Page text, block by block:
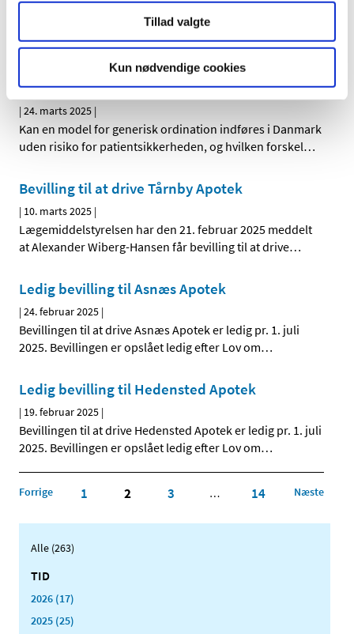
Tillad valgte
Kun nødvendige cookies
pr. 1. juli 2025. Bevillingen er opslået ledig efter Lov om
Analyse af fordele og ulemper ved indførelse af
generisk ordination i Danmark
| 24. marts 2025 |
Kan en model for generisk ordination indføres i Danmark
uden risiko for patientsikkerheden, og hvilken forskel…
Bevilling til at drive Tårnby Apotek
| 10. marts 2025 |
Lægemiddelstyrelsen har den 21. februar 2025 meddelt
at Alexander Wiberg-Hansen får bevilling til at drive…
Ledig bevilling til Asnæs Apotek
|24. februar 2025 |
Bevillingen til at drive Asnæs Apotek er ledig pr. 1. juli
2025. Bevillingen er opslået ledig efter Lov om…
Ledig bevilling til Hedensted Apotek
| 19. februar 2025 |
Bevillingen til at drive Hedensted Apotek er ledig pr. 1. juli
2025. Bevillingen er opslået ledig efter Lov om…
Forrige 1 2 3 … 14 Næste
Alle (263)
TID
2026 (17)
2025 (25)